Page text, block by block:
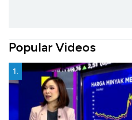
Popular Videos
1.